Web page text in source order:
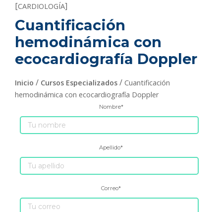
[CARDIOLOGÍA]
Cuantificación
hemodinámica con
ecocardiografía Doppler
Inicio / Cursos Especializados / Cuantificación
hemodinámica con ecocardiografía Doppler
Nombre*
Apellido*
Correo*